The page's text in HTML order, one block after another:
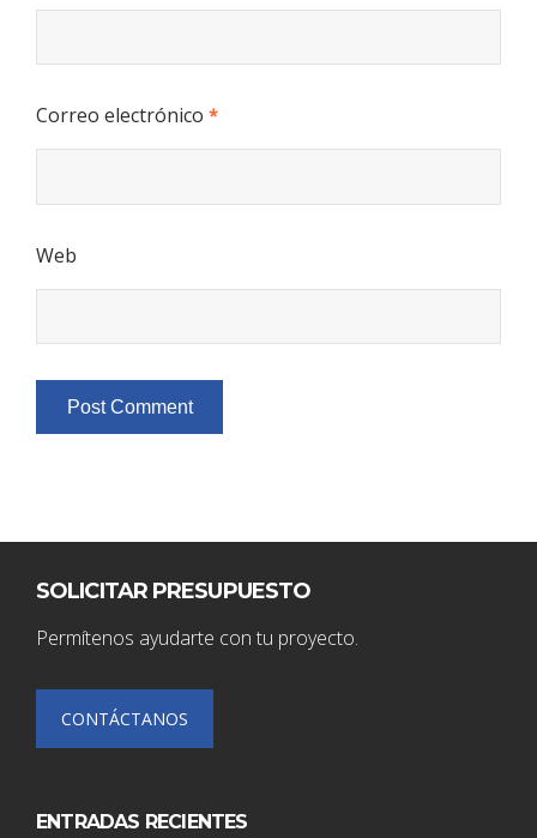
Correo electrónico *
Web
SOLICITAR PRESUPUESTO
Permítenos ayudarte con tu proyecto.
CONTÁCTANOS
ENTRADAS RECIENTES